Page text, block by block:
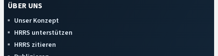
ÜBER UNS
Unser Konzept
HRRS unterstützen
HRRS zitieren